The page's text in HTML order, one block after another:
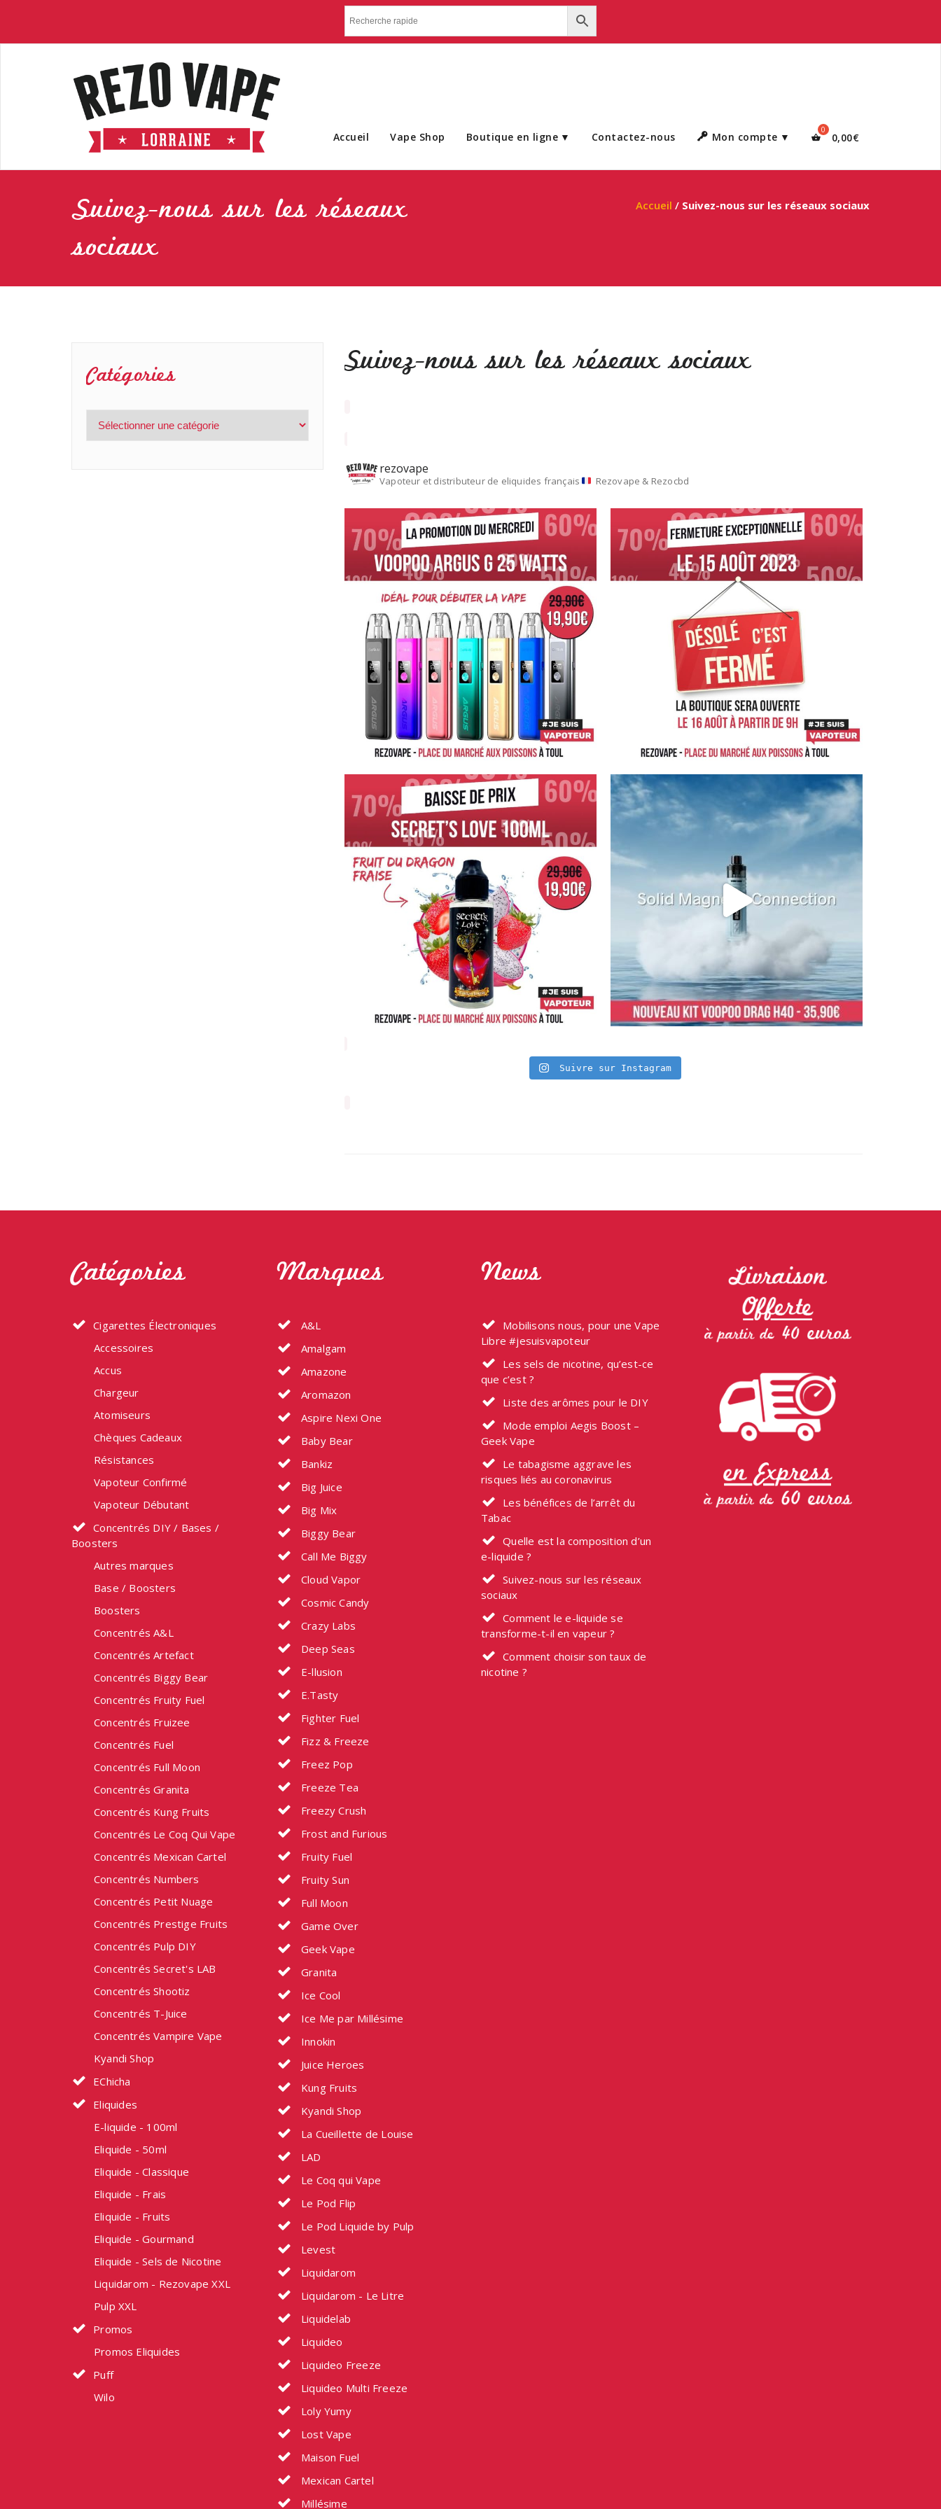
Accueil Vape Shop Boutique en ligne Contactez-nous Mon compte 0,00€
Suivez-nous sur les réseaux
sociaux
Accueil / Suivez-nous sur les réseaux sociaux
Catégories Suivez-nous sur les réseaux sociaux
rezovape
Vapoteur et distributeur de eliquides français Rezovape & Rezocbd
Suivre sur Instagram
Catégories
Cigarettes Électroniques
Accessoires
Accus
Chargeur
Atomiseurs
Chèques Cadeaux
Résistances
Vapoteur Confirmé
Vapoteur Débutant
Concentrés DIY / Bases /
Boosters
Autres marques
Base / Boosters
Boosters
Concentrés A&L
Concentrés Artefact
Concentrés Biggy Bear
Concentrés Fruity Fuel
Concentrés Fruizee
Concentrés Fuel
Concentrés Full Moon
Concentrés Granita
Concentrés Kung Fruits
Concentrés Le Coq Qui Vape
Concentrés Mexican Cartel
Concentrés Numbers
Concentrés Petit Nuage
Concentrés Prestige Fruits
Concentrés Pulp DIY
Concentrés Secret's LAB
Concentrés Shootiz
Concentrés T-Juice
Concentrés Vampire Vape
Kyandi Shop
EChicha
Eliquides
E-liquide - 100ml
Eliquide - 50ml
Eliquide - Classique
Eliquide - Frais
Eliquide - Fruits
Eliquide - Gourmand
Eliquide - Sels de Nicotine
Liquidarom - Rezovape XXL
Pulp XXL
Promos
Promos Eliquides
Puff
Wilo
Marques
A&L
Amalgam
Amazone
Aromazon
Aspire Nexi One
Baby Bear
Bankiz
Big Juice
Big Mix
Biggy Bear
Call Me Biggy
Cloud Vapor
Cosmic Candy
Crazy Labs
Deep Seas
E-llusion
E.Tasty
Fighter Fuel
Fizz & Freeze
Freez Pop
Freeze Tea
Freezy Crush
Frost and Furious
Fruity Fuel
Fruity Sun
Full Moon
Game Over
Geek Vape
Granita
Ice Cool
Ice Me par Millésime
Innokin
Juice Heroes
Kung Fruits
Kyandi Shop
La Cueillette de Louise
LAD
Le Coq qui Vape
Le Pod Flip
Le Pod Liquide by Pulp
Levest
Liquidarom
Liquidarom - Le Litre
Liquidelab
Liquideo
Liquideo Freeze
Liquideo Multi Freeze
Loly Yumy
Lost Vape
Maison Fuel
Mexican Cartel
Millésime
News
Mobilisons nous, pour une Vape
Libre #jesuisvapoteur
Les sels de nicotine, qu’est-ce
que c’est ?
Liste des arômes pour le DIY
Mode emploi Aegis Boost –
Geek Vape
Le tabagisme aggrave les
risques liés au coronavirus
Les bénéfices de l’arrêt du
Tabac
Quelle est la composition d’un
e-liquide ?
Suivez-nous sur les réseaux
sociaux
Comment le e-liquide se
transforme-t-il en vapeur ?
Comment choisir son taux de
nicotine ?